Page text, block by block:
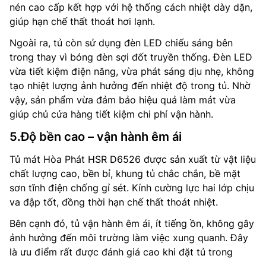
nén cao cấp kết hợp với hệ thống cách nhiệt dày dặn,
giúp hạn chế thất thoát hơi lạnh.
Ngoài ra, tủ còn sử dụng đèn LED chiếu sáng bên
trong thay vì bóng đèn sợi đốt truyền thống. Đèn LED
vừa tiết kiệm điện năng, vừa phát sáng dịu nhẹ, không
tạo nhiệt lượng ảnh hưởng đến nhiệt độ trong tủ. Nhờ
vậy, sản phẩm vừa đảm bảo hiệu quả làm mát vừa
giúp chủ cửa hàng tiết kiệm chi phí vận hành.
5.Độ bền cao – vận hành êm ái
Tủ mát Hòa Phát HSR D6526 được sản xuất từ vật liệu
chất lượng cao, bền bỉ, khung tủ chắc chắn, bề mặt
sơn tĩnh điện chống gỉ sét. Kính cường lực hai lớp chịu
va đập tốt, đồng thời hạn chế thất thoát nhiệt.
Bên cạnh đó, tủ vận hành êm ái, ít tiếng ồn, không gây
ảnh hưởng đến môi trường làm việc xung quanh. Đây
là ưu điểm rất được đánh giá cao khi đặt tủ trong